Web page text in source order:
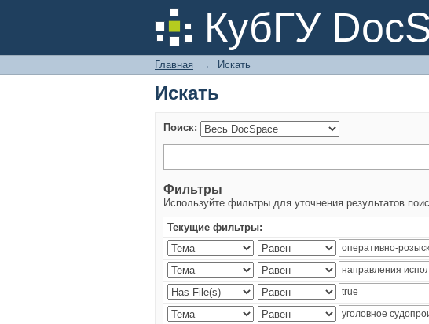
КубГУ
Искать
Главная → Искать
Искать
Поиск:
Фильтры
Используйте фильтры для уточнения результатов
Текущие фильтры: